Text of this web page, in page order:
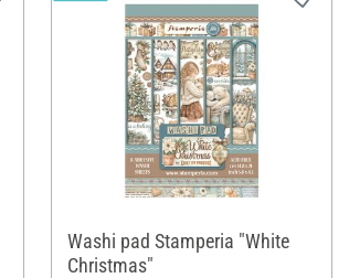
Washi pad Stamperia "White
Christmas"